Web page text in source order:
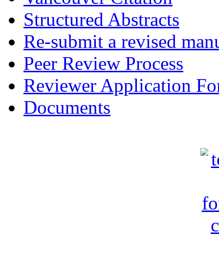
Structured Abstracts
Re-submit a revised
Peer Review Process
Reviewer Application
Documents